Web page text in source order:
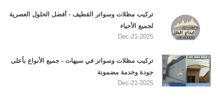
تركيب مظلات وسواتر القطيف - أفضل الحلول العصرية
لجميع الأحياء
2025-Dec-21
تركيب مظلات وسواتر في سيهات - جميع الأنواع بأعلى
جودة وخدمة مضمونة
2025-Dec-21